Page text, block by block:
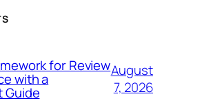
for Review
with a
Guide
August
7, 2026